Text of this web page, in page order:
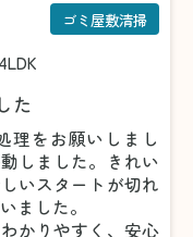
4LDK
ゴミ屋敷清掃
た
理をお願いしまし
しました。きれい
いスタートが切れ
ました。
かりやすく、安心